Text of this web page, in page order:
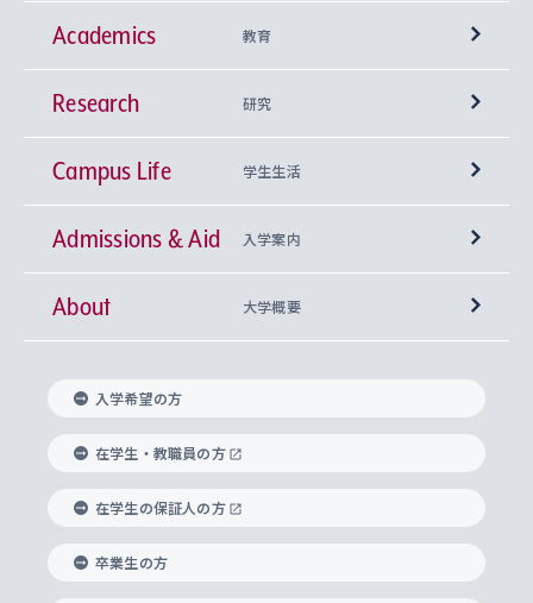
Academics 教育
学部
神学部
文学部
総合人間科学部
経済学部
外国語学部
総合グローバル学部
興味から学科を探す
上智大学の全学共通教育
基盤教育センター
キリスト教人間学
身体知
思考と表現
データサイエンス
上智大学の語学教育
言語教育研究センター
上智大学のグローバル教育
グローバル教育センター
上智大学で学ぶ
海外で学ぶ
学びのサポート
大学院
神学研究科
助産学専攻科
Research 研究
研究所 等
キリスト教文化研究所
中世思想研究所
国際言語情報研究所
グローバル・コンサーン研究所
比較文化研究所
Sophia Open Research Weeks (SORW)
産官学連携
知的財産
研究支援制度
重点領域研究・自由課題研究
研究活動に関する法令・研究費の使用について
Campus Life 学生生活
学期区分と授業時間割
課外活動
課外教育プログラム
ボランティア活動
グローバルな学びのコミュニティ
学生の相談窓口
心身の健康相談
ハラスメント防止の取り組み
キャリア形成サポート
キャリア形成支援プログラム
住まいのサポート
Admissions & Aid 入学案内
上智大学で取得できる学位
入れの方針）
科目等履修生
研究生・外国人特別研究生・国費留学生
交換留学生(海外大学から上智大学で学ぶ)
About 大学概要
理事長・学長メッセージ
学長・副学長紹介
上智大学の精神
上智大学の理念
上智大学の沿革
グローバルエンゲージメント
上智大学を訪れた世界の知性
上智大学公式ソーシャルメディア
入学希望の方
在学生・教職員の方
在学生の保証人の方
卒業生の方